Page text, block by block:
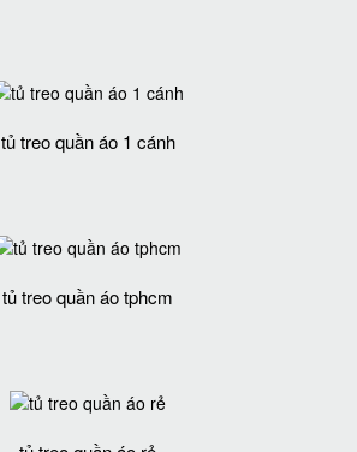
tủ treo quần áo 1 cánh
tủ treo quần áo tphcm